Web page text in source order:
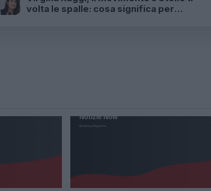
volta le spalle: cosa significa per